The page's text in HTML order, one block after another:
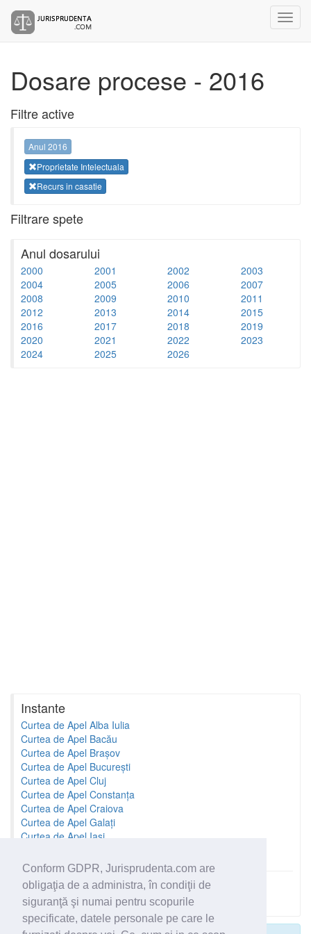
Conform GDPR, Jurisprudenta.com are
obligaţia de a administra, în condiţii de
siguranţă şi numai pentru scopurile
specificate, datele personale pe care le
Dosare procese - 2016
Filtre active
Anul 2016
Proprietate Intelectuala
Recurs in casatie
Filtrare spete
Anul dosarului
2000 2001 2002
2003
2004
2005 2006
2007
2008
2009 2010
2011
2012
2013 2014
2015
2016
2017 2018
2019
2020
2021 2022
2023
2024
2025 2026
Instante
Curtea de Apel Alba Iulia
Curtea de Apel Bacău
Curtea de Apel Brașov
Curtea de Apel București
Curtea de Apel Cluj
Curtea de Apel Constanța
Curtea de Apel Craiova
Curtea de Apel Galați
Curtea de Apel Iași
Toate instantele